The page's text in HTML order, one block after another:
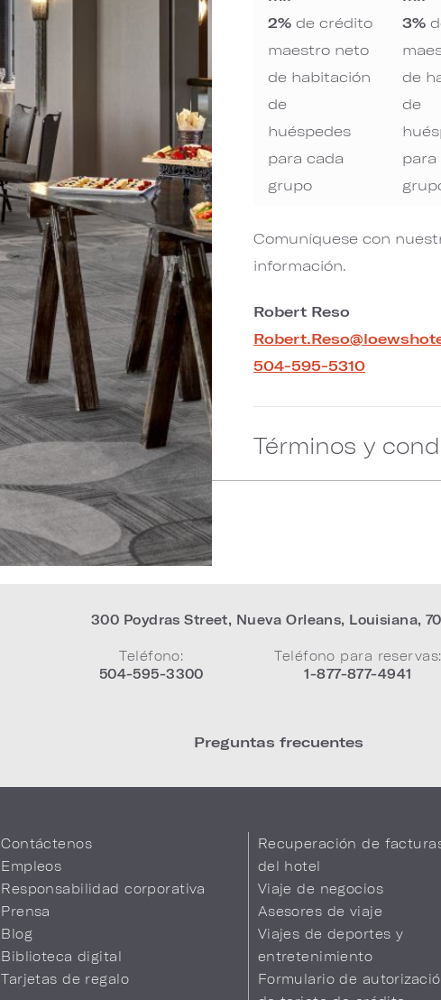
2% de crédito
maestro neto
de habitación
de
huéspedes
para cada
grupo
3%
de
de
para
Comuníquese con
información.
Robert Reso
504-595-5310
Términos y
300 Poydras Street, Nueva Orleans, Louisiana,
Teléfono:
504-595-3300
Teléfono para reservas:
1-877-877-4941
Preguntas frecuentes
Contáctenos
Empleos
Responsabilidad corporativa
Prensa
Blog
Biblioteca digital
Tarjetas de regalo
Recuperación de
del hotel
Viaje de negocios
Asesores de viaje
Viajes de deportes y
entretenimiento
Formulario de